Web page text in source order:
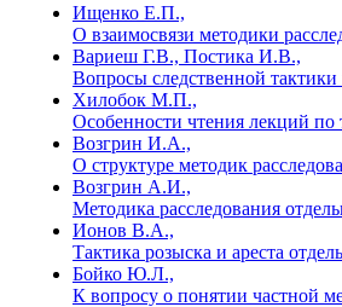
Ищенко Е.П.,
О взаимосвязи методики
Вариеш Г.В., Постика И.В.,
Вопросы следственной
Хилобок М.П.,
Особенности чтения лекций по
Возгрин И.А.,
О структуре методик
Возгрин А.И.,
Методика расследования
Ионов В.А.,
Тактика розыска и ареста
Бойко Ю.Л.,
К вопросу о понятии частной